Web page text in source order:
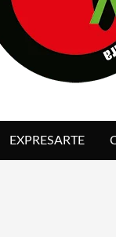
[BITÁCORA
EN EXVITA
EXPRESARTE